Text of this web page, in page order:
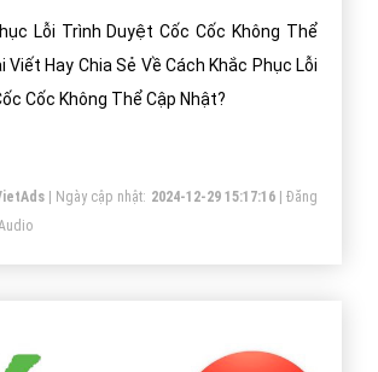
Lỗi Trình Duyệt Cốc Cốc Không Thể
Viết Hay Chia Sẻ Về Cách Khắc Phục Lỗi
Cốc Không Thể Cập Nhật?
| Ngày cập nhật: 2024-12-29 15:17:16|Đăng